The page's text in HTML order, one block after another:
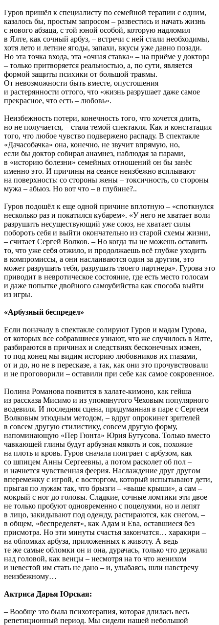
Гуров пришёл к специалисту по семейной терапии с одним,
казалось бы, простым запросом – развестись и начать жизнь
с нового абзаца, с той юной особой, которую надломил
в Ялте, как сочный арбуз, – встречи с ней стали необходимы,
хотя лето и летние ягоды, запахи, вкусы уже давно позади.
Но эта точка входа, эта «очная ставка» – на приёме у доктора
– только притворяется реальностью, а, по сути, является
формой защиты психики от большой травмы.
От невозможности быть вместе, опустошения
и растерянности оттого, что «жизнь разрушает даже самое
прекрасное, что есть – любовь».
Неизбежность потери, конечность того, что хочется длить,
но не получается, – стала темой спектакля. Как и констатация
того, что любое чувство подвержено распаду. В спектакле
«Дачасобачка» она, конечно, не звучит впрямую, но,
если бы доктор собирал анамнез, наблюдая за парами,
в «историю болезни» семейных отношений он бы занёс
именно это. И причины на сеансе неизбежно всплывают
на поверхность: со стороны жены – токсичность, со стороны
мужа – абьюз. Но вот что – в глубине?..
Гуров подошёл к еще одной причине вплотную – «споткнулся
несколько раз и покатился кубарем». «У него не хватает воли
разрушить несуществующий уже союз, не хватает силы
побороть себя и выйти окончательно из старой схемы жизни,
– считает Сергей Волков. – Но когда ты не можешь оставить
то, что уже себя отжило, и продолжаешь всё глубже уходить
в компромиссы, а они наслаиваются один за другим, это
может разрушать тебя, разрушать твоего партнера». Гурова это
приводит в невротическое состояние, где есть место голосам
и даже попытке двойного самоубийства как способа выйти
из игры.
«Арбузный беспредел»
Если поначалу в спектакле солируют Гуров и мадам Гурова,
от которых все собравшиеся узнают, что же случилось в Ялте,
разбираются в причинах и следствиях бесконечных измен,
то под конец мы видим историю любовников их глазами,
от и до, но не в пересказе, а так, как они это прочувствовали
и не проговорили – оставили при себе как самое сокровенное.
Полина Романова появится в халате-кимоно, как гейша
из рассказа Мисимо и из упомянутого Чеховым популярного
водевиля. И последняя сцена, придуманная в паре с Сергеем
Волковым этюдным методом, – вдруг опрокинет зрителей
в совсем другую стилистику, совсем другую форму,
напоминающую «Пер Гюнта» Юрия Бутусова. Только вместо
чавкающей глины будут арбузная мякоть и сок, похожие
на плоть и кровь. Гуров сначала поиграет с арбузом, как
со шпицем Анны Сергеевны, а потом расколет об пол –
и начнется чувственная феерия. Наслаждение друг другом
вперемежку с игрой, с восторгом, который испытывают дети,
прыгая по лужам так, что брызги – «выше крыши», а сам –
мокрый с ног до головы. Сладкие, сочные ломтики эти двое
не только пробуют одновременно с поцелуями, но и лепят
в лицо, закидывают под одежду, растираются, как снегом, –
в общем, «беспределят», как Адам и Ева, оставшиеся без
присмотра. Но эти минуты счастья закончатся… харакири –
на обломках арбуза, приложенных к животу. А ведь
те же самые обломки он и она, дурачась, только что держали
над головой, как венцы – несмотря на то что женихом
и невестой им стать не дано – и, улыбаясь, шли навстречу
неизбежному…
Актриса Дарья Юрская:
– Вообще это была психотерапия, которая длилась весь
репетиционный период. Мы сидели нашей небольшой